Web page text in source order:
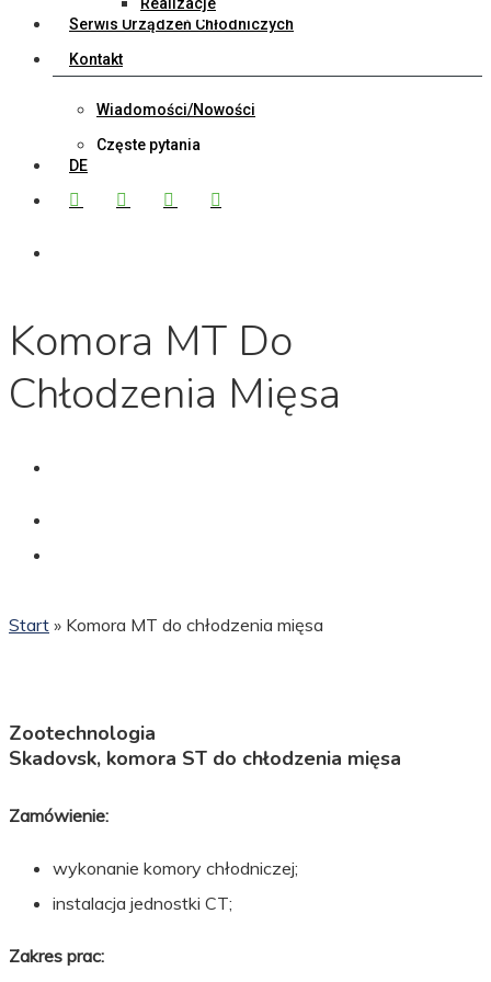
Serwis Urządzeń Chłodniczych
Kontakt
Wiadomości/Nowości
Częste pytania
DE
Komora MT Do
Chłodzenia Mięsa
Start » Komora MT do chłodzenia mięsa
Zootechnologia
Skadovsk, komora ST do chłodzenia mięsa
Zamówienie:
wykonanie komory chłodniczej;
instalacja jednostki CT;
Zakres prac: